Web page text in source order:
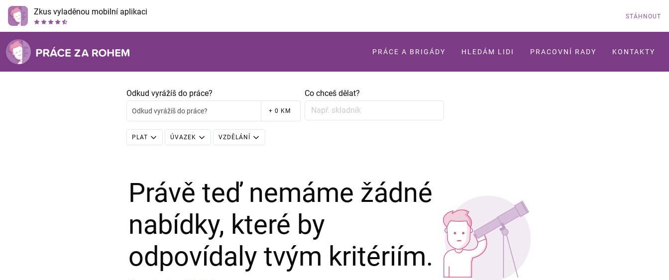
Zkus vyladěnou mobilní aplikaci STÁHNOUT
PRÁCE A BRIGÁDY HLEDÁM LIDI PRACOVNÍ RADY KONTAKTY
Odkud vyrážíš do práce?
Odkud vyrážíš do práce? + 0 KM
Co chceš dělat?
PLAT ÚVAZEK VZDĚLÁNÍ
Právě teď nemáme žádné
nabídky, které by
odpovídaly tvým kritériím.